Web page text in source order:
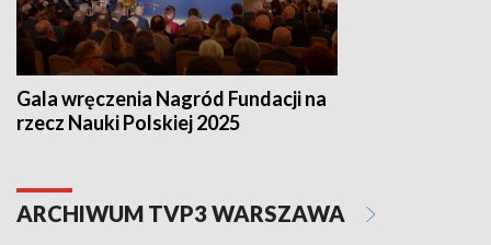
Gala wręczenia Nagród Fundacji na
rzecz Nauki Polskiej 2025
ARCHIWUM TVP3 WARSZAWA